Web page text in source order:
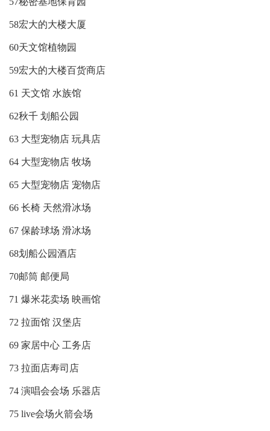
58宏大的大楼大厦
60天文馆植物园
59宏大的大楼百货商店
61 天文馆 水族馆
62秋千 划船公园
63 大型宠物店 玩具店
64 大型宠物店 牧场
65 大型宠物店 宠物店
66 长椅 天然滑冰场
67 保龄球场 滑冰场
68划船公园酒店
70邮筒 邮便局
71 爆米花卖场 映画馆
72 拉面馆 汉堡店
69 家居中心 工务店
73 拉面店寿司店
74 演唱会会场 乐器店
75 live会场火箭会场